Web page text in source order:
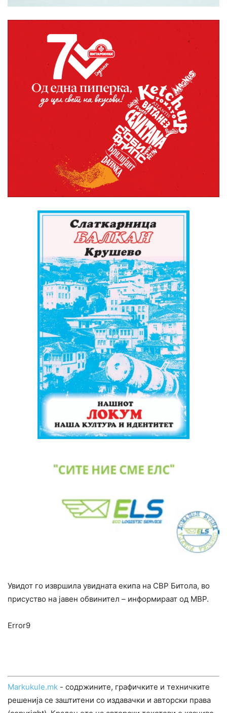
Увидот го извршила увидната екипа на СВР Битола, во
присуство на јавен обвинител – информираат од МВР.
Error9
Markukule.mk - содржините, графичките и техничките
решенија се заштитени со издавачки и авторски права